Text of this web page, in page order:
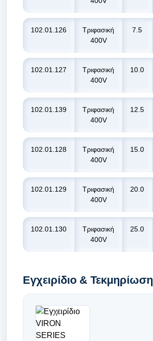
102.01.126
Τριφασική
400V
7.5
102.01.127
Τριφασική
400V
10.0
102.01.139
Τριφασική
400V
12.5
102.01.128
Τριφασική
400V
15.0
102.01.129
Τριφασική
400V
20.0
102.01.130
Τριφασική
400V
25.0
Εγχειρίδιο & Τεκμηρίωση